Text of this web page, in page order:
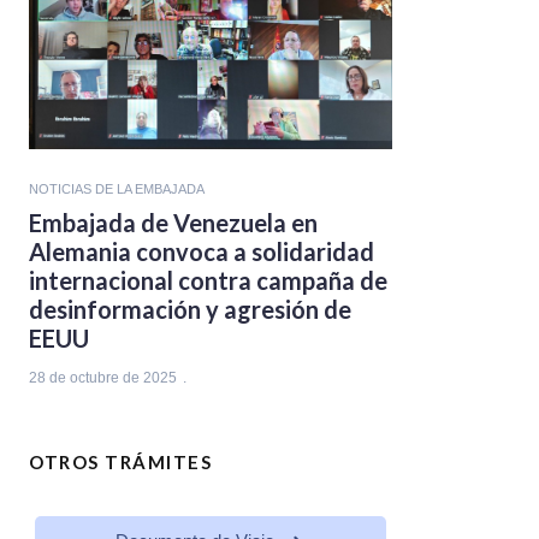
NOTICIAS DE LA EMBAJADA
Embajada de Venezuela en
Alemania convoca a solidaridad
internacional contra campaña de
desinformación y agresión de
EEUU
28 de octubre de 2025
OTROS TRÁMITES